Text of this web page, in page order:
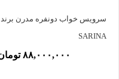
سرویس خواب دونفره مدرن برند
SARINA
۸۸,۰۰۰,۰۰۰ تومان